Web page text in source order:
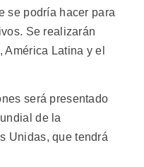
se podría hacer para
Se realizarán
Latina y el
será presentado
de la
Unidas, que tendrá